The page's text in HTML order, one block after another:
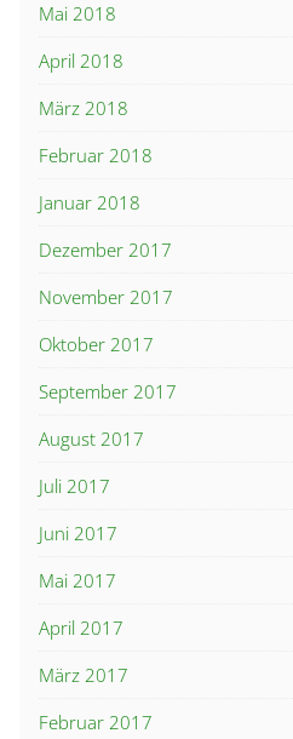
Mai 2018
April 2018
März 2018
Februar 2018
Januar 2018
Dezember 2017
November 2017
Oktober 2017
September 2017
August 2017
Juli 2017
Juni 2017
Mai 2017
April 2017
März 2017
Februar 2017